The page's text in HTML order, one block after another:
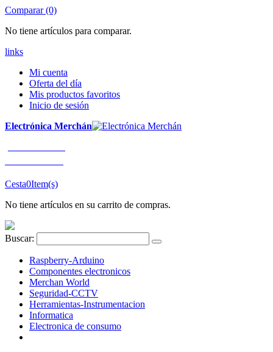
Comparar (0)
No tiene artículos para comparar.
links
Mi cuenta
Oferta del día
Mis productos favoritos
Inicio de sesión
Electrónica Merchán
Cesta0Item(s)
No tiene artículos en su carrito de compras.
Buscar:
Raspberry-Arduino
Componentes electronicos
Merchan World
Seguridad-CCTV
Herramientas-Instrumentacion
Informatica
Electronica de consumo